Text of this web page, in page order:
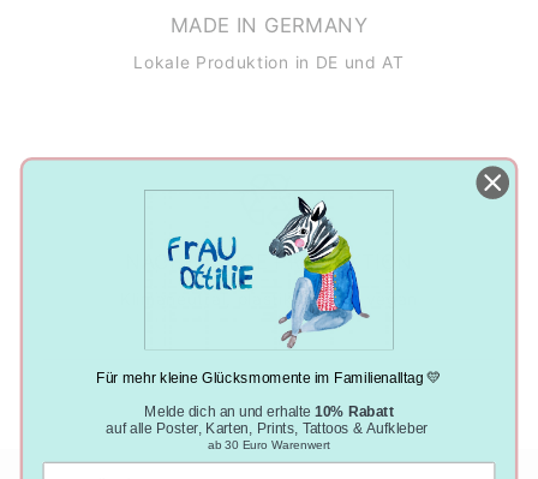
MADE IN GERMANY
Lokale Produktion in DE und AT
NACHHALTIGE PRODUKTION
Klimaneutral, plastikfrei und vegan
Für mehr kleine Glücksmomente im Familienalltag 💛
Melde dich an und erhalte10% Rabatt
auf alle Poster, Karten, Prints, Tattoos & Aufkleber
ab 30 Euro Warenwert